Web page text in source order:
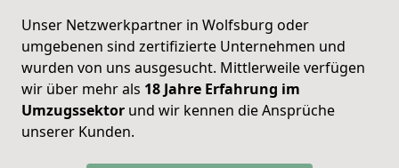
Unser Netzwerkpartner in Wolfsburg oder
umgebenen sind zertifizierte Unternehmen und
wurden von uns ausgesucht. Mittlerweile verfügen
wir über mehr als 18 Jahre Erfahrung im
Umzugssektor und wir kennen die Ansprüche
unserer Kunden.